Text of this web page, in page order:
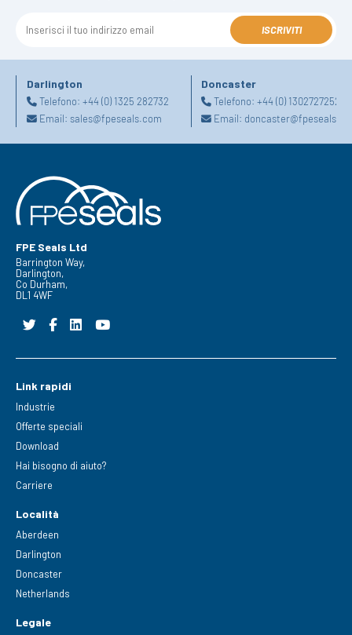
ISCRIVITI
Darlington
Telefono: +44 (0) 1325 282732
Email: sales@fpeseals.com
Doncaster
Telefono:+44 (0) 1302727252
Email:
FPE Seals Ltd
Barrington Way,
Darlington,
Co Durham,
DL1 4WF
Link rapidi
Industrie
Offerte speciali
Download
Hai bisogno di aiuto?
Carriere
Località
Aberdeen
Darlington
Doncaster
Netherlands
Legale